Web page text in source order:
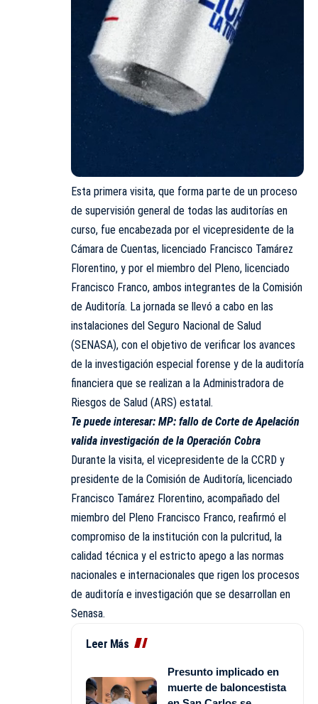
Esta primera visita, que forma parte de un proceso
de supervisión general de todas las auditorías en
curso, fue encabezada por el vicepresidente de la
Cámara de Cuentas, licenciado Francisco Tamárez
Florentino, y por el miembro del Pleno, licenciado
Francisco Franco, ambos integrantes de la Comisión
de Auditoría. La jornada se llevó a cabo en las
instalaciones del Seguro Nacional de Salud
(SENASA), con el objetivo de verificar los avances
de la investigación especial forense y de la auditoría
financiera que se realizan a la Administradora de
Riesgos de Salud (ARS) estatal.
Te puede interesar: MP: fallo de Corte de Apelación
valida investigación de la Operación Cobra
Durante la visita, el vicepresidente de la CCRD y
presidente de la Comisión de Auditoría, licenciado
Francisco Tamárez Florentino, acompañado del
miembro del Pleno Francisco Franco, reafirmó el
compromiso de la institución con la pulcritud, la
calidad técnica y el estricto apego a las normas
nacionales e internacionales que rigen los procesos
de auditoría e investigación que se desarrollan en
Senasa.
Leer Más
Presunto implicado en
muerte de baloncestista